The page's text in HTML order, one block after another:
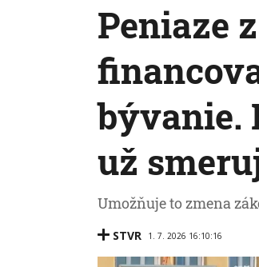
Peniaze
bývanie.
už
Umožňuje to zmena
STVR 1. 7. 2026 16:10:16